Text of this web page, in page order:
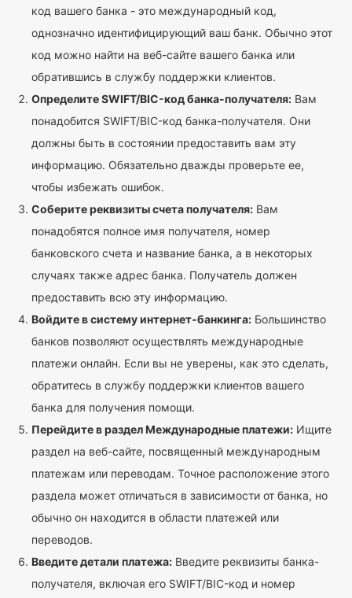
код вашего банка - это международный код,
однозначно идентифицирующий ваш банк. Обычно этот
код можно найти на веб-сайте вашего банка или
обратившись в службу поддержки клиентов.
Определите SWIFT/BIC-код банка-получателя: Вам
понадобится SWIFT/BIC-код банка-получателя. Они
должны быть в состоянии предоставить вам эту
информацию. Обязательно дважды проверьте ее,
чтобы избежать ошибок.
Соберите реквизиты счета получателя: Вам
понадобятся полное имя получателя, номер
банковского счета и название банка, а в некоторых
случаях также адрес банка. Получатель должен
предоставить всю эту информацию.
Войдите в систему интернет-банкинга: Большинство
банков позволяют осуществлять международные
платежи онлайн. Если вы не уверены, как это сделать,
обратитесь в службу поддержки клиентов вашего
банка для получения помощи.
Перейдите в раздел Международные платежи: Ищите
раздел на веб-сайте, посвященный международным
платежам или переводам. Точное расположение этого
раздела может отличаться в зависимости от банка, но
обычно он находится в области платежей или
переводов.
Введите детали платежа: Введите реквизиты банка-
получателя, включая его SWIFT/BIC-код и номер